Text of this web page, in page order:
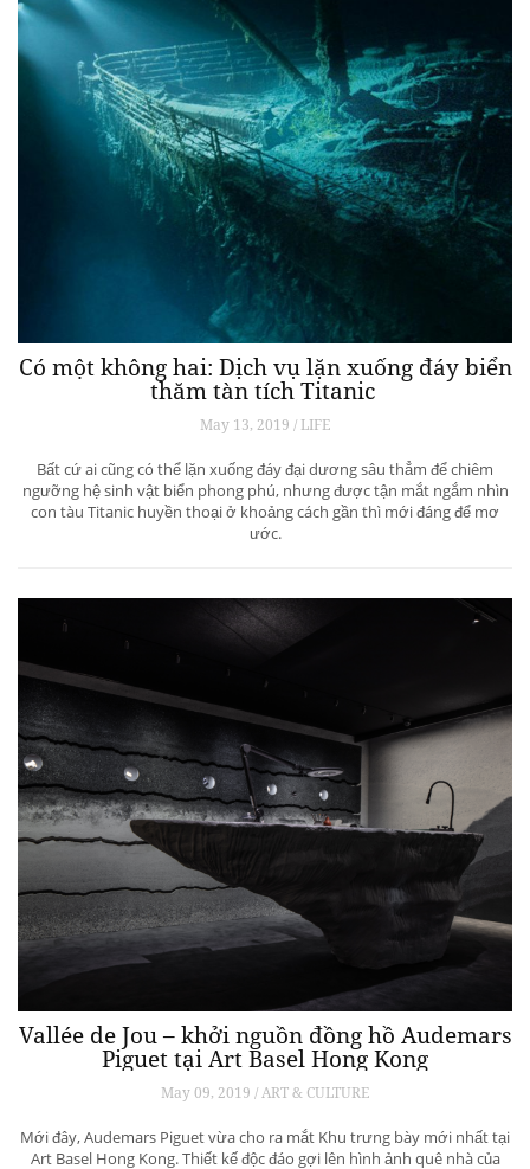
Có một không hai: Dịch vụ lặn xuống đáy biển
thăm tàn tích Titanic
May 13, 2019 / LIFE
Bất cứ ai cũng có thể lặn xuống đáy đại dương sâu thẳm để chiêm
ngưỡng hệ sinh vật biển phong phú, nhưng được tận mắt ngắm nhìn
con tàu Titanic huyền thoại ở khoảng cách gần thì mới đáng để mơ
ước.
Vallée de Jou – khởi nguồn đồng hồ Audemars
Piguet tại Art Basel Hong Kong
May 09, 2019 / ART & CULTURE
Mới đây, Audemars Piguet vừa cho ra mắt Khu trưng bày mới nhất tại
Art Basel Hong Kong. Thiết kế độc đáo gợi lên hình ảnh quê nhà của